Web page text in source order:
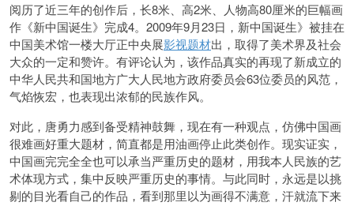
阅历了近三年的创作后，长8米、高2米、人物高80厘米的巨幅画
作《新中国诞生》完成4。2009年9月23日，新中国诞生》被挂在
中国美术馆一楼大厅正中央展影视题材出，取得了美术界及社会
大众的一定和赞许。有评论认为，该作品真实的再现了新成立的
中华人民共和国地方广大人民地方政府委员会63位委员的风范，
气焰恢宏，也表现出浓郁的民族作风。
对此，唐勇力感到备受精神鼓舞，现在有一种观点，仿佛中国画
很难画好重大题材，简直都是用油画停止此类创作。现实证实，
中国画完完全全也可以承当严重历史的题材，用我本人民族的艺
术体现方式，集中反映严重历史的事情。与此同时，永远是以挑
剔的目光看自己的作品， 看到那里以为画得不满意，汗就流下来